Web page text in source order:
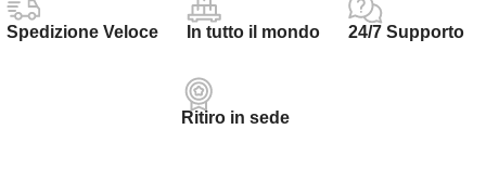
Spedizione Veloce In tutto il mondo 24/7 Supporto
Ritiro in sede